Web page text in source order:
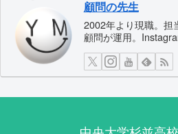
顧問の先生
2002年より現職。担
顧問が運用。